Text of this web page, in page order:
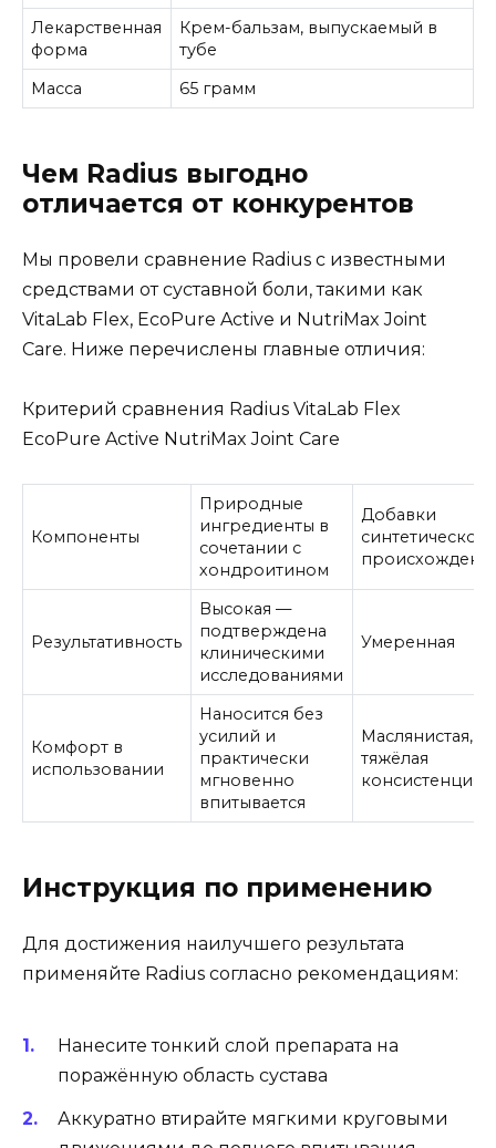
Лекарственная
форма
Крем-бальзам, выпускаемый в
тубе
Масса
65 грамм
Чем Radius выгодно
отличается от конкурентов
Мы провели сравнение Radius с известными
средствами от суставной боли, такими как
VitaLab Flex, EcoPure Active и NutriMax Joint
Care. Ниже перечислены главные отличия:
Критерий сравнения Radius VitaLab Flex
EcoPure Active NutriMax Joint Care
Компоненты
Природные
ингредиенты в
сочетании с
хондроитином
Добавки
синтетического
Результативность
Высокая —
подтверждена
клиническими
исследованиями
Умеренная
Комфорт в
использовании
Наносится без
усилий и
практически
мгновенно
впитывается
Маслянистая,
тяжёлая
консистенция
Инструкция по применению
Для достижения наилучшего результата
применяйте Radius согласно рекомендациям:
Нанесите тонкий слой препарата на
поражённую область сустава
Аккуратно втирайте мягкими круговыми